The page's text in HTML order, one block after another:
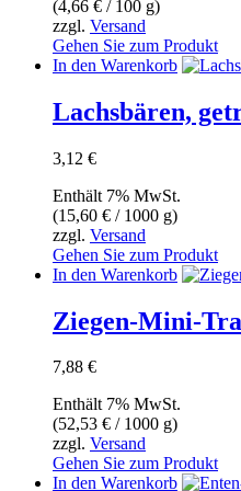
(4,66 € / 100 g)
zzgl. Versand
Gehen Sie zum Produkt
In den Warenkorb
Lachsbären,
3,12 €
Enthält 7% MwSt.
(15,60 € / 1000 g)
zzgl. Versand
Gehen Sie zum Produkt
In den Warenkorb
Ziegen-Mini-
7,88 €
Enthält 7% MwSt.
(52,53 € / 1000 g)
zzgl. Versand
Gehen Sie zum Produkt
In den Warenkorb